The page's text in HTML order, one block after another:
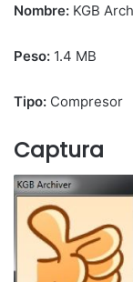
Nombre: KGB
Peso: 1.4 MB
Tipo: Compresor
Captura